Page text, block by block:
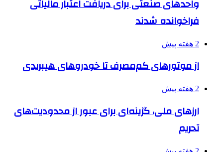
واحدهای صنعتی برای دریافت اعتبار مالیاتی
فراخوانده شدند
2 هفته پیش
از موتورهای کم‌مصرف تا خودروهای هیبریدی
2 هفته پیش
ارزهای ملی، گزینه‌ای برای عبور از محدودیت‌های
تحریم